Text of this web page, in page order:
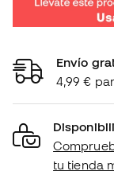
Envío
4,99 €
tu tienda